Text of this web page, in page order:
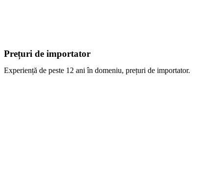
Prețuri de importator
Experiență de peste 12 ani în domeniu, prețuri de importator.